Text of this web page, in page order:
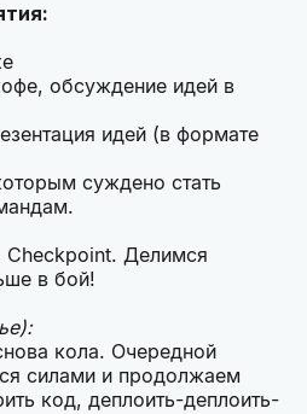
обсуждение идей в
идей (в формате
суждено стать
Делимся
в бой!
кола. Очередной
силами и продолжаем
код, деплоить-деплоить-